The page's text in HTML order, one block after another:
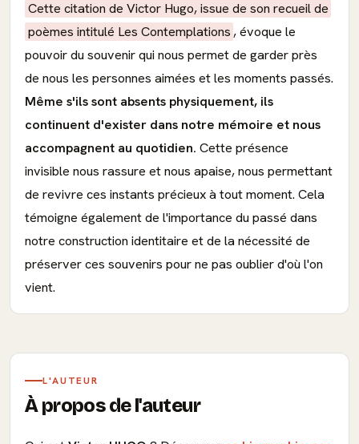
Cette citation de Victor Hugo, issue de son recueil de
poèmes intitulé Les Contemplations , évoque le
pouvoir du souvenir qui nous permet de garder près
de nous les personnes aimées et les moments passés.
Même s'ils sont absents physiquement, ils
continuent d'exister dans notre mémoire et nous
accompagnent au quotidien. Cette présence
invisible nous rassure et nous apaise, nous permettant
de revivre ces instants précieux à tout moment. Cela
témoigne également de l'importance du passé dans
notre construction identitaire et de la nécessité de
préserver ces souvenirs pour ne pas oublier d'où l'on
vient.
L'AUTEUR
À propos de l'auteur